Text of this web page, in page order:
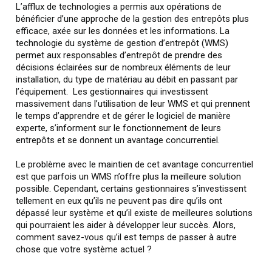
L’afflux de technologies a permis aux opérations de
bénéficier d’une approche de la gestion des entrepôts plus
efficace, axée sur les données et les informations. La
technologie du système de gestion d’entrepôt (WMS)
permet aux responsables d’entrepôt de prendre des
décisions éclairées sur de nombreux éléments de leur
installation, du type de matériau au débit en passant par
l’équipement. Les gestionnaires qui investissent
massivement dans l’utilisation de leur WMS et qui prennent
le temps d’apprendre et de gérer le logiciel de manière
experte, s’informent sur le fonctionnement de leurs
entrepôts et se donnent un avantage concurrentiel.
Le problème avec le maintien de cet avantage concurrentiel
est que parfois un WMS n’offre plus la meilleure solution
possible. Cependant, certains gestionnaires s’investissent
tellement en eux qu’ils ne peuvent pas dire qu’ils ont
dépassé leur système et qu’il existe de meilleures solutions
qui pourraient les aider à développer leur succès. Alors,
comment savez-vous qu’il est temps de passer à autre
chose que votre système actuel ?